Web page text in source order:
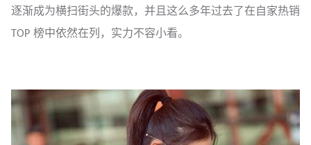
逐渐成为横扫街头的爆款，并且这么多年过去了在自家热销
TOP 榜中依然在列，实力不容小看。